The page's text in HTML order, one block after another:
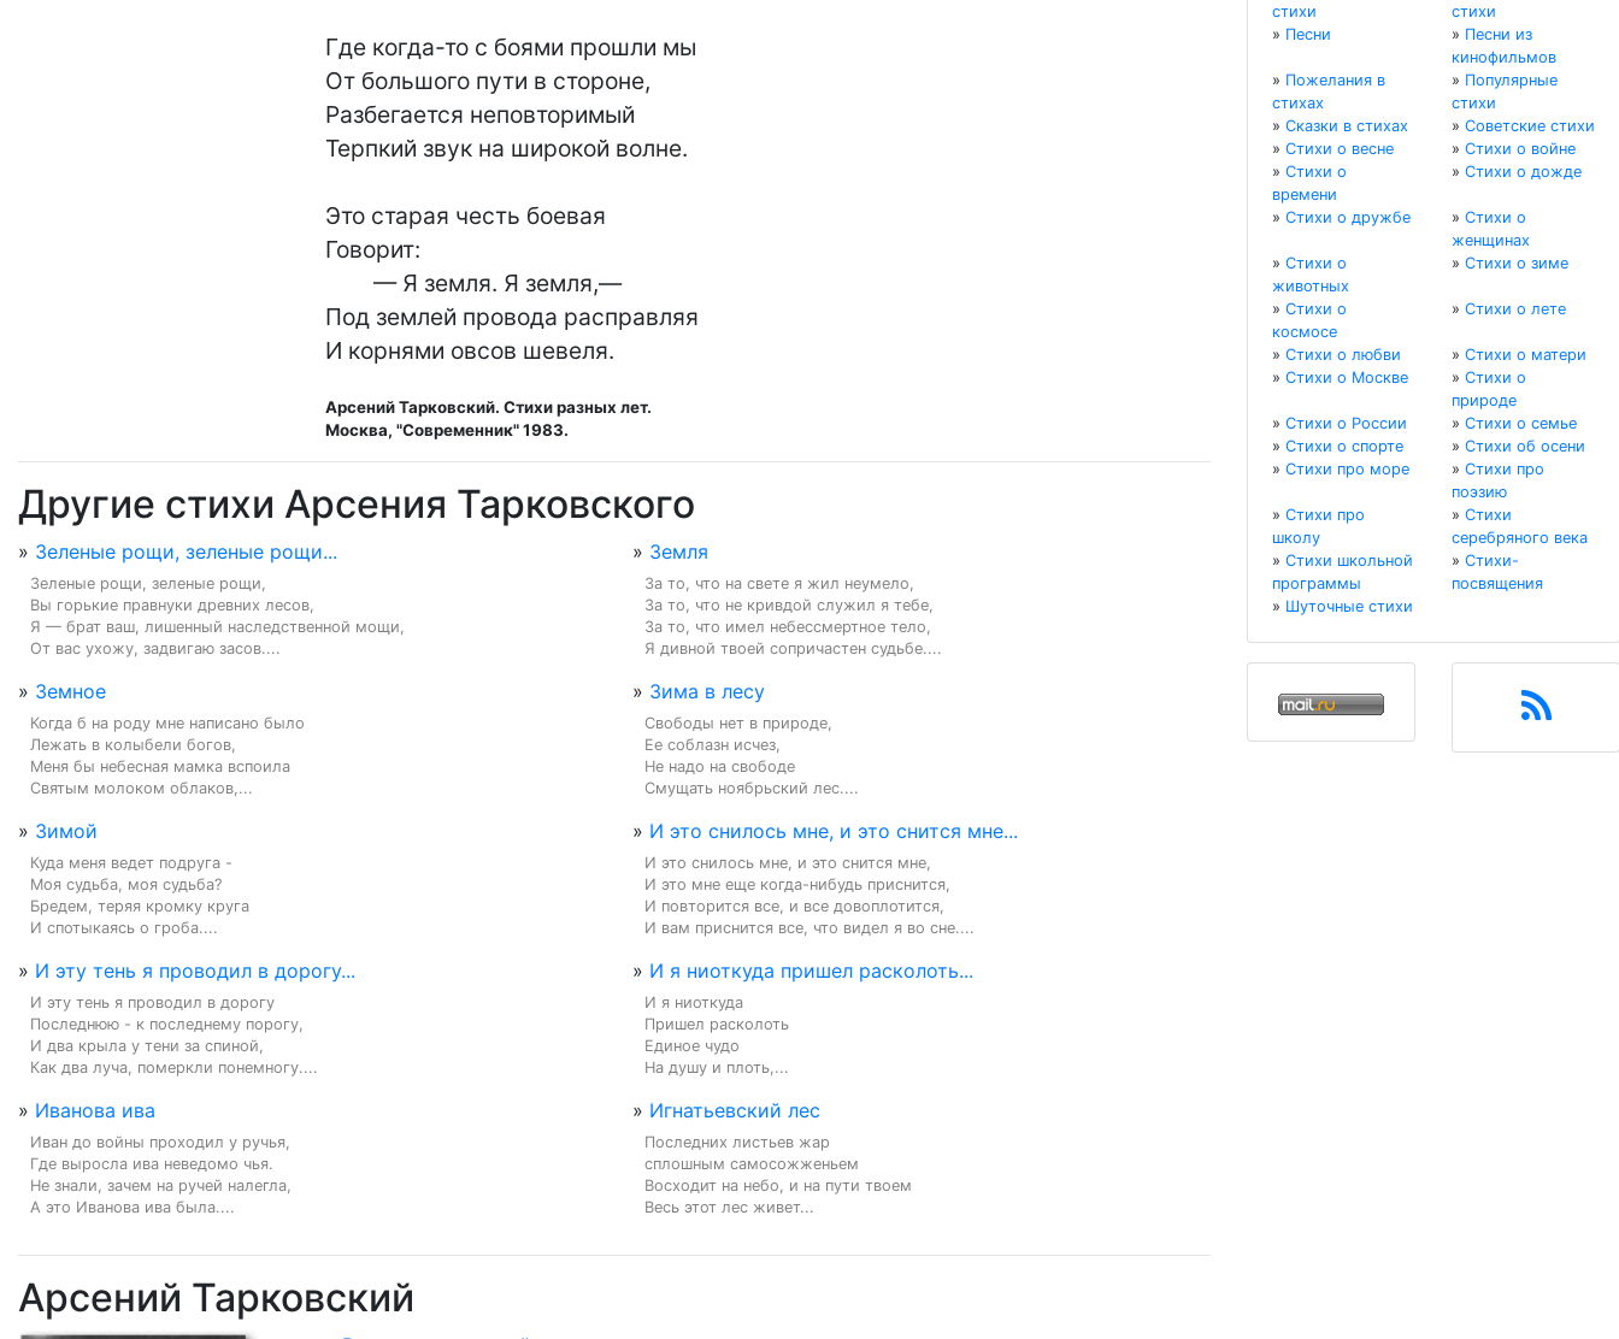
Где когда-то с боями прошли мы
От большого пути в стороне,
Разбегается неповторимый
Терпкий звук на широкой волне.
Это старая честь боевая
Говорит:
— Я земля. Я земля,—
Под землей провода расправляя
И корнями овсов шевеля.
Арсений Тарковский. Стихи разных лет.
Москва, "Современник" 1983.
Другие стихи Арсения Тарковского
» Зеленые рощи, зеленые рощи...
Зеленые рощи, зеленые рощи,
Вы горькие правнуки древних лесов,
Я — брат ваш, лишенный наследственной мощи,
От вас ухожу, задвигаю засов....
» Земля
За то, что на свете я жил неумело,
За то, что не кривдой служил я тебе,
За то, что имел небессмертное тело,
Я дивной твоей сопричастен судьбе....
» Земное
Когда б на роду мне написано было
Лежать в колыбели богов,
Меня бы небесная мамка вспоила
Святым молоком облаков,...
» Зима в лесу
Свободы нет в природе,
Ее соблазн исчез,
Не надо на свободе
Смущать ноябрьский лес....
» Зимой
Куда меня ведет подруга -
Моя судьба, моя судьба?
Бредем, теряя кромку круга
И спотыкаясь о гроба....
» И это снилось мне, и это снится мне...
И это снилось мне, и это снится мне,
И это мне еще когда-нибудь приснится,
И повторится все, и все довоплотится,
И вам приснится все, что видел я во сне....
» И эту тень я проводил в дорогу...
И эту тень я проводил в дорогу
Последнюю - к последнему порогу,
И два крыла у тени за спиной,
Как два луча, померкли понемногу....
» И я ниоткуда пришел расколоть...
И я ниоткуда
Пришел расколоть
Единое чудо
На душу и плоть,...
» Иванова ива
Иван до войны проходил у ручья,
Где выросла ива неведомо чья.
Не знали, зачем на ручей налегла,
А это Иванова ива была....
» Игнатьевский лес
Последних листьев жар
сплошным самосожженьем
Восходит на небо, и на пути твоем
Весь этот лес живет...
Арсений Тарковский
стихи
стихи
» Песни » Песни из
кинофильмов
» Пожелания в
стихах
» Популярные
стихи
» Сказки в стихах » Советские стихи
» Стихи о весне » Стихи о войне
» Стихи о
времени
» Стихи о дожде
» Стихи о дружбе » Стихи о
женщинах
» Стихи о
животных
» Стихи о зиме
» Стихи о
космосе
» Стихи о лете
» Стихи о любви » Стихи о матери
» Стихи о Москве » Стихи о
природе
» Стихи о России » Стихи о семье
» Стихи о спорте » Стихи об осени
» Стихи про море » Стихи про
поэзию
» Стихи про
школу
» Стихи
серебряного века
» Стихи школьной
программы
» Стихи-
посвящения
» Шуточные стихи